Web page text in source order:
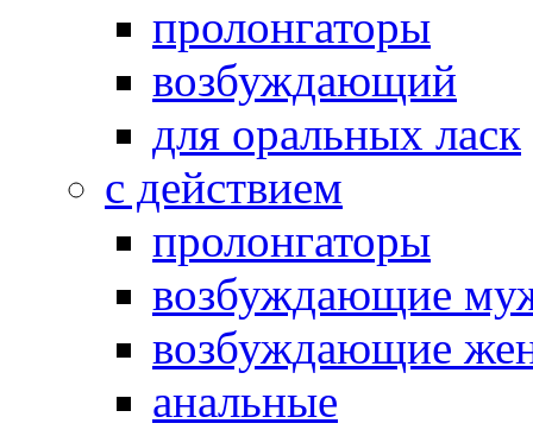
пролонгаторы
возбуждающий
для оральных ласк
с действием
пролонгаторы
возбуждающие
возбуждающие
анальные